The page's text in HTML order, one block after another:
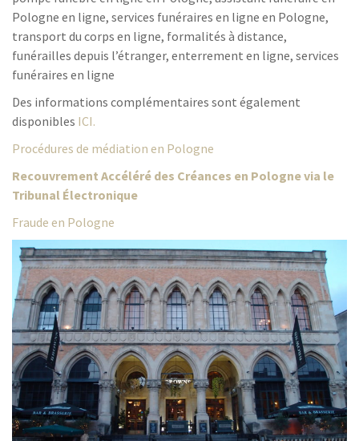
Pologne en ligne, services funéraires en ligne en Pologne,
transport du corps en ligne, formalités à distance,
funérailles depuis l’étranger, enterrement en ligne, services
funéraires en ligne
Des informations complémentaires sont également
disponibles ICI.
Procédures de médiation en Pologne
Recouvrement Accéléré des Créances en Pologne via le
Tribunal Électronique
Fraude en Pologne